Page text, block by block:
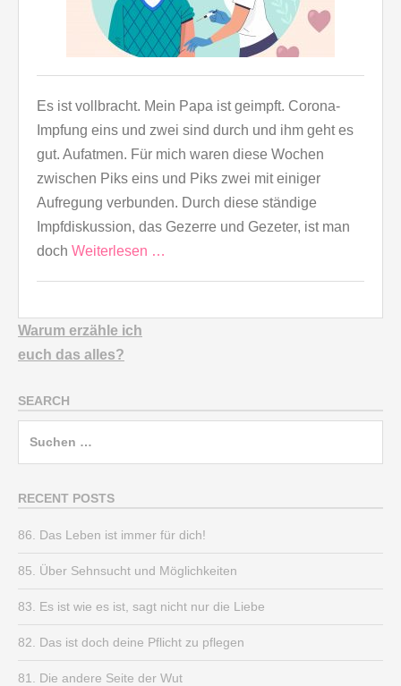
Es ist vollbracht. Mein Papa ist geimpft. Corona-
Impfung eins und zwei sind durch und ihm geht es
gut. Aufatmen. Für mich waren diese Wochen
zwischen Piks eins und Piks zwei mit einiger
Aufregung verbunden. Durch diese ständige
Impfdiskussion, das Gezerre und Gezeter, ist man
doch Weiterlesen …
Warum erzähle ich
euch das alles?
SEARCH
RECENT POSTS
86. Das Leben ist immer für dich!
85. Über Sehnsucht und Möglichkeiten
83. Es ist wie es ist, sagt nicht nur die Liebe
82. Das ist doch deine Pflicht zu pflegen
81. Die andere Seite der Wut